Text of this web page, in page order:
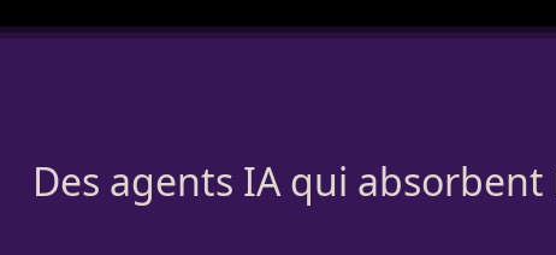
Des agents IA qui